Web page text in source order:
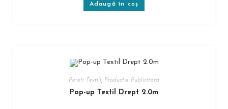
Adaugă în coș
Pereti Textili Productie Publicitara
Pop-up Textil Drept 2.0m